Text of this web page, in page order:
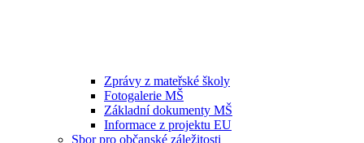
Zprávy z mateřské školy
Fotogalerie MŠ
Základní dokumenty MŠ
Informace z projektu EU
Sbor pro občanské záležitosti